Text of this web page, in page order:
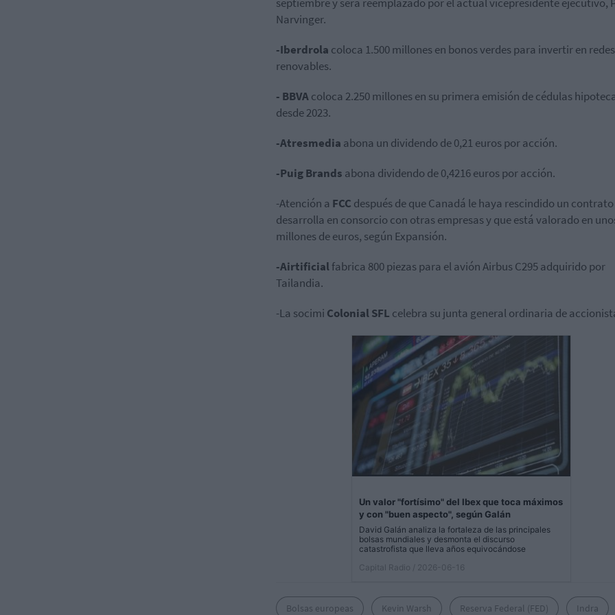
Narvinger.
-Iberdrola coloca 1.500 millones en bonos verdes para invertir en
renovables.
- BBVAcoloca 2.250 millones en su primera emisión de cédulas
desde 2023.
-Atresmedia abona un dividendo de 0,21 euros por acción.
-Puig Brands abona dividendo de 0,4216 euros por acción.
-Atención a FCC después de que Canadá le haya rescindido un
desarrolla en consorcio con otras empresas y que está valorado en
millones de euros, según Expansión.
-Airtificialfabrica 800 piezas para el avión Airbus C295 adquirido por
Tailandia.
-La socimi Colonial SFL celebra su junta general ordinaria de
Un valor "fortísimo" del Ibex que toca máximos
y con "buen aspecto", según Galán
David Galán analiza la fortaleza de las principales
bolsas mundiales y desmonta el discurso
catastrofista que lleva años equivocándose
Capital Radio
/ 2026-06-16
Bolsas europeas Kevin Warsh Reserva Federal (FED) Indra